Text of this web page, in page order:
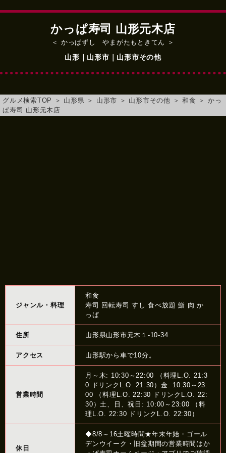
かっぱ寿司 山形元木店
＜ かっぱずし やまがたもときてん ＞
山形｜山形市｜山形市その他
グルメ検索TOP ＞ 山形県 ＞ 山形市 ＞ 山形市その他 ＞ 和食 ＞ かっ
ぱ寿司 山形元木店
ジャンル・料理
和食
寿司 回転寿司 すし 食べ放題 鮨 肉 か
っぱ
住所 山形県山形市元木１-10-34
アクセス 山形駅から車で10分。
営業時間
月～木: 10:30～22:00 （料理L.O. 21:3
0 ドリンクL.O. 21:30）金: 10:30～23:
00 （料理L.O. 22:30 ドリンクL.O. 22:
30）土、日、祝日: 10:00～23:00 （料
理L.O. 22:30 ドリンクL.O. 22:30）
休日
◆8/8～16土曜時間★年末年始・ゴール
デンウイーク・旧盆期間の営業時間はか